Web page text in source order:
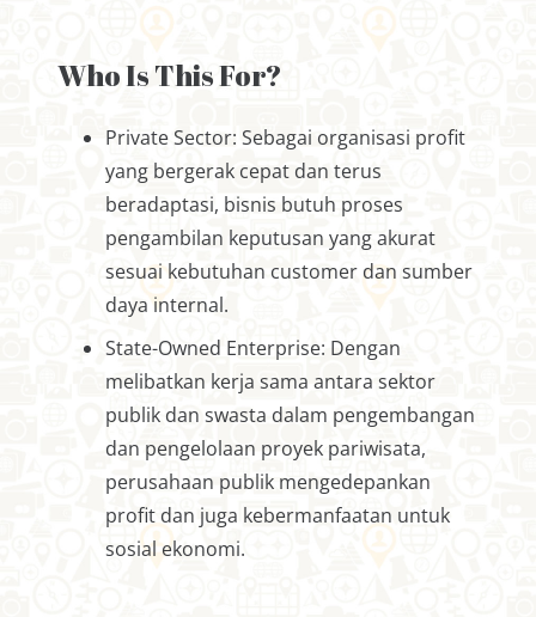
Who Is This For?
Private Sector: Sebagai organisasi profit
yang bergerak cepat dan terus
beradaptasi, bisnis butuh proses
pengambilan keputusan yang akurat
sesuai kebutuhan customer dan sumber
daya internal.
State-Owned Enterprise: Dengan
melibatkan kerja sama antara sektor
publik dan swasta dalam pengembangan
dan pengelolaan proyek pariwisata,
perusahaan publik mengedepankan
profit dan juga kebermanfaatan untuk
sosial ekonomi.